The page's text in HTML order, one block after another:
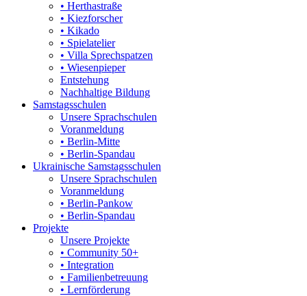
• Herthastraße
• Kiezforscher
• Kikado
• Spielatelier
• Villa Sprechspatzen
• Wiesenpieper
Entstehung
Nachhaltige Bildung
Samstagsschulen
Unsere Sprachschulen
Voranmeldung
• Berlin-Mitte
• Berlin-Spandau
Ukrainische Samstagsschulen
Unsere Sprachschulen
Voranmeldung
• Berlin-Pankow
• Berlin-Spandau
Projekte
Unsere Projekte
• Community 50+
• Integration
• Familienbetreuung
• Lernförderung